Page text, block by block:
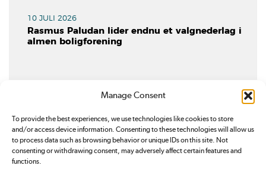
Manage Consent
To provide the best experiences, we use technologies like cookies to store
and/or access device information. Consenting to these technologies will allow us
to process data such as browsing behavior or unique IDs on this site. Not
consenting or withdrawing consent, may adversely affect certain features and
functions.
10 JULI 2026
Rasmus Paludan lider endnu et valgnederlag i
almen boligforening